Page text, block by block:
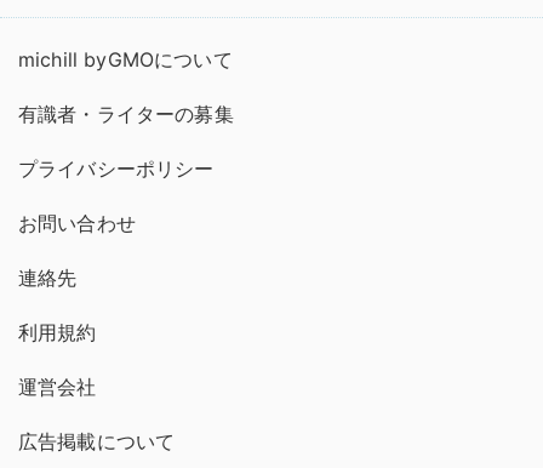
michill byGMOについて
有識者・ライターの募集
プライバシーポリシー
お問い合わせ
連絡先
利用規約
運営会社
広告掲載について